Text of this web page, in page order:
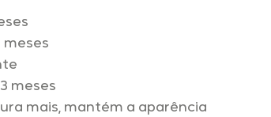
meses
meses
mais, mantém a aparência